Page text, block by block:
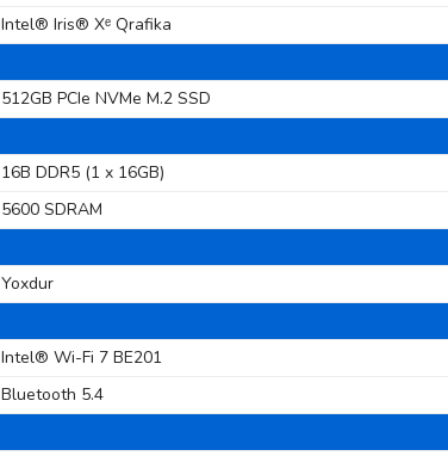
Intel® Iris® Xᵉ Qrafika
512GB PCIe NVMe M.2 SSD
16B DDR5 (1 x 16GB)
5600 SDRAM
Yoxdur
Intel® Wi-Fi 7 BE201
Bluetooth 5.4